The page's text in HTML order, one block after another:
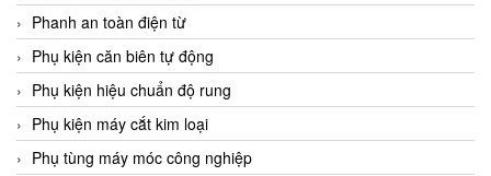
Belimo
Benetech Vietnam
Bently Nevada
Bentone Vietnam
Bernstein Vietnam
Phanh an toàn điện từ
Phụ kiện căn biên tự động
Phụ kiện hiệu chuẩn độ rung
Phụ kiện máy cắt kim loại
Phụ tùng máy móc công nghiệp